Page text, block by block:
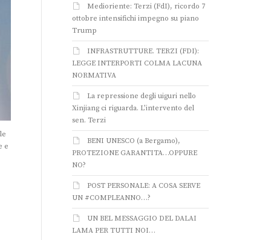
e
Medioriente: Terzi (FdI), ricordo 7
ottobre intensifichi impegno su piano
Trump
INFRASTRUTTURE. TERZI (FDI):
LEGGE INTERPORTI COLMA LACUNA
NORMATIVA
La repressione degli uiguri nello
Xinjiang ci riguarda. L’intervento del
sen. Terzi
BENI UNESCO (a Bergamo),
PROTEZIONE GARANTITA…OPPURE
NO?
POST PERSONALE: A COSA SERVE
UN #COMPLEANNO…?
UN BEL MESSAGGIO DEL DALAI
LAMA PER TUTTI NOI…